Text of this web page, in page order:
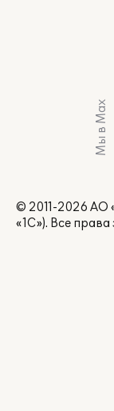
Мы в Max
© 2011-2026 АО
«1С»). Все